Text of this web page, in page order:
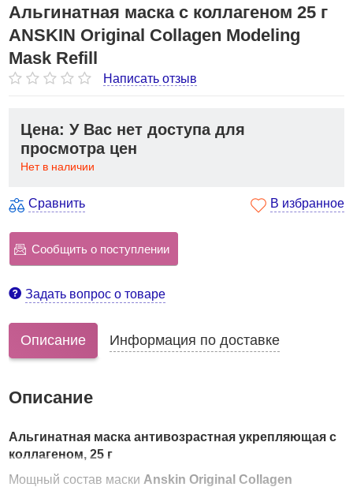
Альгинатная маска с коллагеном 25 г
ANSKIN Original Collagen Modeling
Mask Refill
Написать отзыв
Цена: У Вас нет доступа для
просмотра цен
Нет в наличии
Сравнить В избранное
Сообщить о поступлении
Задать вопрос о товаре
Описание Информация по доставке
Описание
Альгинатная маска антивозрастная укрепляющая с
коллагеном, 25 г
Мощный состав маски Anskin Original Collagen